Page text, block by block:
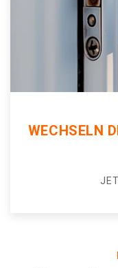
WECHSELN